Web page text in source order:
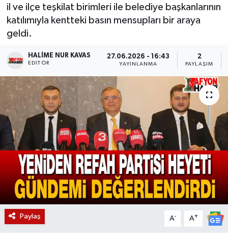
il ve ilçe teşkilat birimleri ile belediye başkanlarının
katılımıyla kentteki basın mensupları bir araya
geldi.
HALIME NUR KAVAS
EDITÖR
27.06.2026 - 16:43
YAYINLANMA
2
PAYLAŞIM
Paylaş A- A+
Ekonomi
Magazin
Etkinlikler